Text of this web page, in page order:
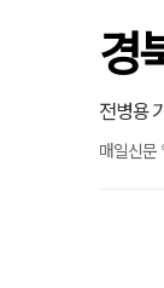
경
전병용
매일신문